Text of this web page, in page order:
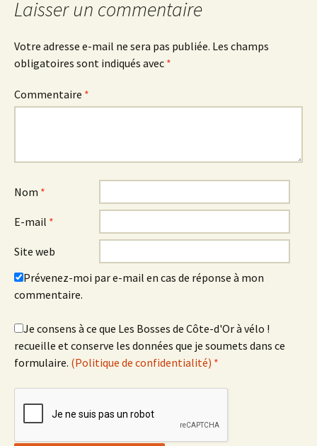
Laisser un commentaire
Votre adresse e-mail ne sera pas publiée. Les champs
obligatoires sont indiqués avec *
Commentaire *
Nom *
E-mail *
Site web
Prévenez-moi par e-mail en cas de réponse à mon
commentaire.
Je consens à ce que Les Bosses de Côte-d'Or à vélo !
recueille et conserve les données que je soumets dans ce
formulaire. (Politique de confidentialité) *